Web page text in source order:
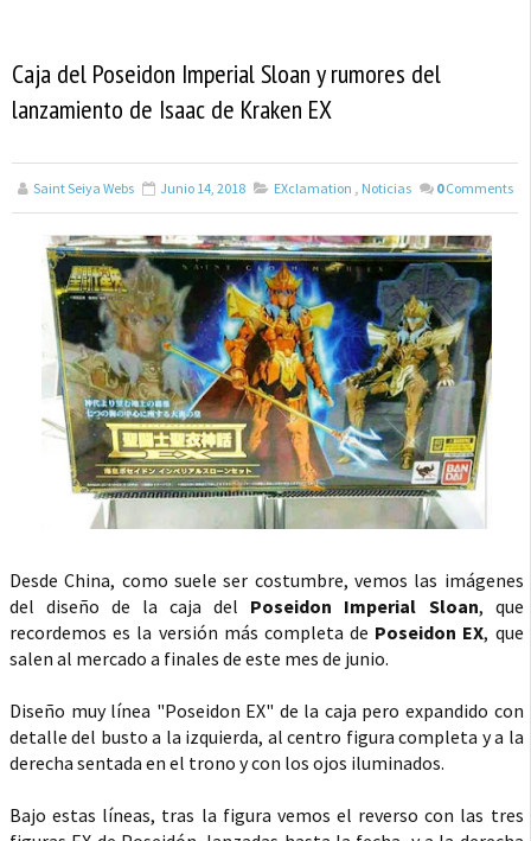
Caja del Poseidon Imperial Sloan y rumores del
lanzamiento de Isaac de Kraken EX
Saint Seiya Webs Junio 14, 2018 EXclamation , Noticias 0 Comments
Desde China, como suele ser costumbre, vemos las imágenes
del diseño de la caja del Poseidon Imperial Sloan, que
recordemos es la versión más completa de Poseidon EX, que
salen al mercado a finales de este mes de junio.
Diseño muy línea "Poseidon EX" de la caja pero expandido con
detalle del busto a la izquierda, al centro figura completa y a la
derecha sentada en el trono y con los ojos iluminados.
Bajo estas líneas, tras la figura vemos el reverso con las tres